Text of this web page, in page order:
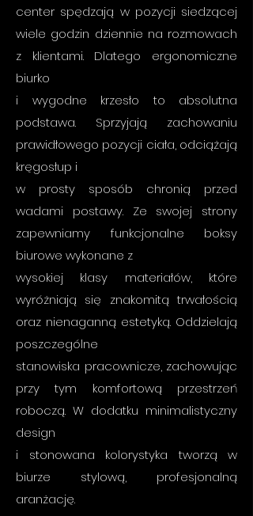
center spędzają w pozycji siedzącej
wiele godzin dziennie na rozmowach
z klientami. Dlatego ergonomiczne
biurko
i wygodne krzesło to absolutna
podstawa. Sprzyjają zachowaniu
prawidłowego pozycji ciała, odciążają
kręgosłup i
w prosty sposób chronią przed
wadami postawy. Ze swojej strony
zapewniamy funkcjonalne boksy
biurowe wykonane z
wysokiej klasy materiałów, które
wyróżniają się znakomitą trwałością
oraz nienaganną estetyką. Oddzielają
poszczególne
stanowiska pracownicze, zachowując
przy tym komfortową przestrzeń
roboczą. W dodatku minimalistyczny
design
i stonowana kolorystyka tworzą w
biurze stylową, profesjonalną
aranżację.